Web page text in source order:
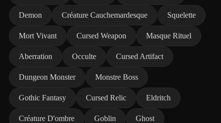
Demon Créature Cauchemardesque Squelette
Mort Vivant Cursed Weapon Masque Rituel
Aberration Occulte Cursed Artifact
Dungeon Monster Monstre Boss
Gothic Fantasy Cursed Relic Eldritch
Créature D'ombre Goblin Ghost